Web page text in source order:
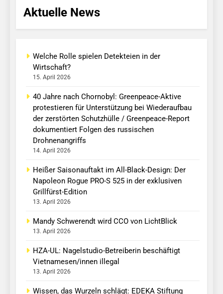
Aktuelle News
Welche Rolle spielen Detekteien in der
Wirtschaft?
15. April 2026
40 Jahre nach Chornobyl: Greenpeace-Aktive
protestieren für Unterstützung bei Wiederaufbau
der zerstörten Schutzhülle / Greenpeace-Report
dokumentiert Folgen des russischen
Drohnenangriffs
14. April 2026
Heißer Saisonauftakt im All-Black-Design: Der
Napoleon Rogue PRO-S 525 in der exklusiven
Grillfürst-Edition
13. April 2026
Mandy Schwerendt wird CCO von LichtBlick
13. April 2026
HZA-UL: Nagelstudio-Betreiberin beschäftigt
Vietnamesen/innen illegal
13. April 2026
Wissen, das Wurzeln schlägt: EDEKA Stiftung